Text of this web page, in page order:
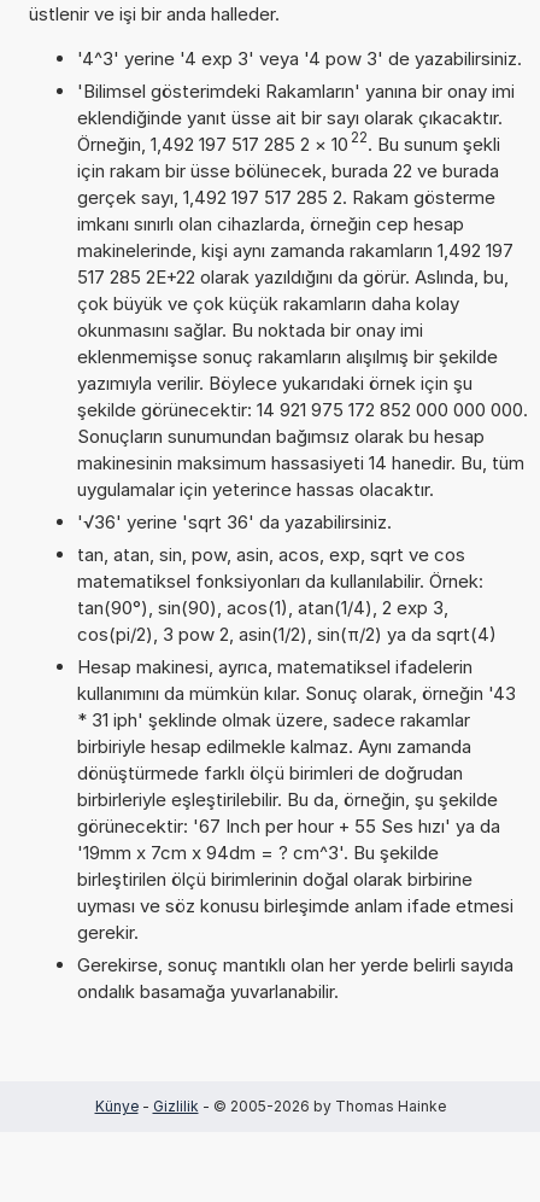
üstlenir ve işi bir anda halleder.
'4^3' yerine '4 exp 3' veya '4 pow 3' de yazabilirsiniz.
'Bilimsel gösterimdeki Rakamların' yanına bir onay imi
eklendiğinde yanıt üsse ait bir sayı olarak çıkacaktır.
Örneğin, 1,492 197 517 285 2 × 10 22. Bu sunum şekli
için rakam bir üsse bölünecek, burada 22 ve burada
gerçek sayı, 1,492 197 517 285 2. Rakam gösterme
imkanı sınırlı olan cihazlarda, örneğin cep hesap
makinelerinde, kişi aynı zamanda rakamların 1,492 197
517 285 2E+22 olarak yazıldığını da görür. Aslında, bu,
çok büyük ve çok küçük rakamların daha kolay
okunmasını sağlar. Bu noktada bir onay imi
eklenmemişse sonuç rakamların alışılmış bir şekilde
yazımıyla verilir. Böylece yukarıdaki örnek için şu
şekilde görünecektir: 14 921 975 172 852 000 000 000.
Sonuçların sunumundan bağımsız olarak bu hesap
makinesinin maksimum hassasiyeti 14 hanedir. Bu, tüm
uygulamalar için yeterince hassas olacaktır.
'√36' yerine 'sqrt 36' da yazabilirsiniz.
tan, atan, sin, pow, asin, acos, exp, sqrt ve cos
matematiksel fonksiyonları da kullanılabilir. Örnek:
tan(90°), sin(90), acos(1), atan(1/4), 2 exp 3,
cos(pi/2), 3 pow 2, asin(1/2), sin(π/2) ya da sqrt(4)
Hesap makinesi, ayrıca, matematiksel ifadelerin
kullanımını da mümkün kılar. Sonuç olarak, örneğin '43
* 31 iph' şeklinde olmak üzere, sadece rakamlar
birbiriyle hesap edilmekle kalmaz. Aynı zamanda
dönüştürmede farklı ölçü birimleri de doğrudan
birbirleriyle eşleştirilebilir. Bu da, örneğin, şu şekilde
görünecektir: '67 Inch per hour + 55 Ses hızı' ya da
'19mm x 7cm x 94dm = ? cm^3'. Bu şekilde
birleştirilen ölçü birimlerinin doğal olarak birbirine
uyması ve söz konusu birleşimde anlam ifade etmesi
gerekir.
Gerekirse, sonuç mantıklı olan her yerde belirli sayıda
ondalık basamağa yuvarlanabilir.
Künye- Gizlilik - © 2005-2026 by Thomas Hainke